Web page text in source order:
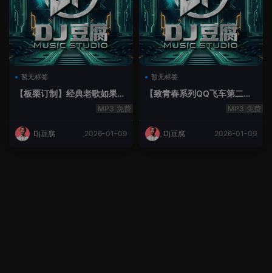
暂无标签
【板栗订制】经典老歌如果最
后不是你House Lak串烧弹免费
Dj豆腐 2026-01-09
暂无标签
【致青春系列QQ飞车第二季
免费
Dj豆腐 2026-01-09